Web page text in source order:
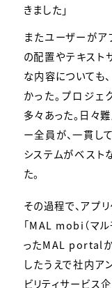
きました」
またユーザーがア
の配置やテキスト
な内容についても
かった。プロジ
多々あった。日々
ー全員が、一貫し
システムがベスト
た。
その過程で、アプ
「MAL mobi（マル
ったMAL portalか
したうえで社内ア
ビリティサービス